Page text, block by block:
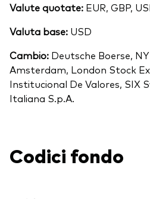
Valute quotate: EUR, GBP,
Valuta base: USD
Cambio: Deutsche Boerse,
Amsterdam, London Stock
Institucional De Valores, SIX
Italiana S.p.A.
Codici fondo